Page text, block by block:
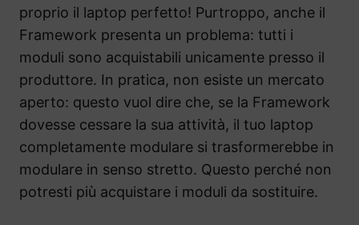
proprio il laptop perfetto! Purtroppo, anche il
Framework presenta un problema: tutti i
moduli sono acquistabili unicamente presso il
produttore. In pratica, non esiste un mercato
aperto: questo vuol dire che, se la Framework
dovesse cessare la sua attività, il tuo laptop
completamente modulare si trasformerebbe in
modulare in senso stretto. Questo perché non
potresti più acquistare i moduli da sostituire.